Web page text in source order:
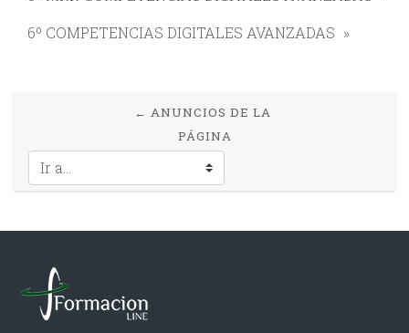
6º COMPETENCIAS DIGITALES AVANZADAS
← ANUNCIOS DE LA
PÁGINA
Ir a...